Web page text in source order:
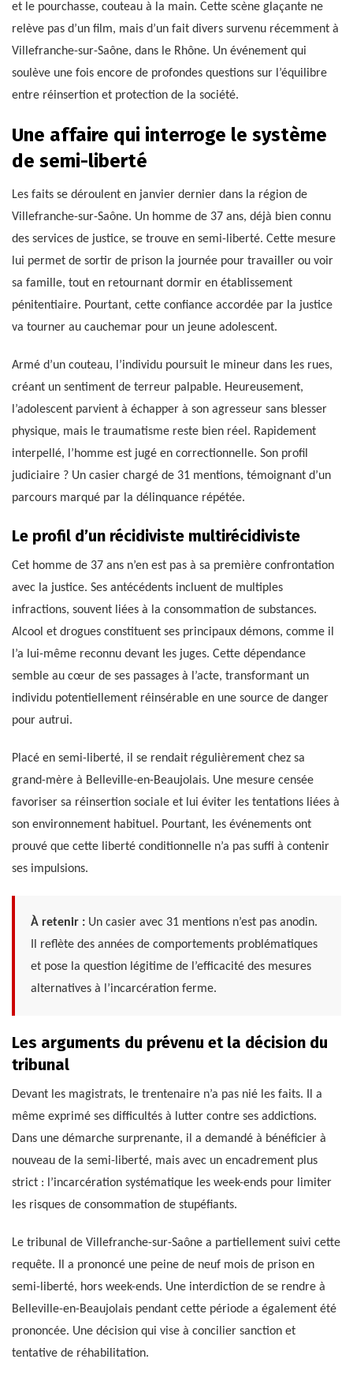
et le pourchasse, couteau à la main. Cette scène glaçante ne
relève pas d’un film, mais d’un fait divers survenu récemment à
Villefranche-sur-Saône, dans le Rhône. Un événement qui
soulève une fois encore de profondes questions sur l’équilibre
entre réinsertion et protection de la société.
Une affaire qui interroge le système
de semi-liberté
Les faits se déroulent en janvier dernier dans la région de
Villefranche-sur-Saône. Un homme de 37 ans, déjà bien connu
des services de justice, se trouve en semi-liberté. Cette mesure
lui permet de sortir de prison la journée pour travailler ou voir
sa famille, tout en retournant dormir en établissement
pénitentiaire. Pourtant, cette confiance accordée par la justice
va tourner au cauchemar pour un jeune adolescent.
Armé d’un couteau, l’individu poursuit le mineur dans les rues,
créant un sentiment de terreur palpable. Heureusement,
l’adolescent parvient à échapper à son agresseur sans blesser
physique, mais le traumatisme reste bien réel. Rapidement
interpellé, l’homme est jugé en correctionnelle. Son profil
judiciaire ? Un casier chargé de 31 mentions, témoignant d’un
parcours marqué par la délinquance répétée.
Le profil d’un récidiviste multirécidiviste
Cet homme de 37 ans n’en est pas à sa première confrontation
avec la justice. Ses antécédents incluent de multiples
infractions, souvent liées à la consommation de substances.
Alcool et drogues constituent ses principaux démons, comme il
l’a lui-même reconnu devant les juges. Cette dépendance
semble au cœur de ses passages à l’acte, transformant un
individu potentiellement réinsérable en une source de danger
pour autrui.
Placé en semi-liberté, il se rendait régulièrement chez sa
grand-mère à Belleville-en-Beaujolais. Une mesure censée
favoriser sa réinsertion sociale et lui éviter les tentations liées à
son environnement habituel. Pourtant, les événements ont
prouvé que cette liberté conditionnelle n’a pas suffi à contenir
ses impulsions.
À retenir : Un casier avec 31 mentions n’est pas anodin.
Il reflète des années de comportements problématiques
et pose la question légitime de l’efficacité des mesures
alternatives à l’incarcération ferme.
Les arguments du prévenu et la décision du
tribunal
Devant les magistrats, le trentenaire n’a pas nié les faits. Il a
même exprimé ses difficultés à lutter contre ses addictions.
Dans une démarche surprenante, il a demandé à bénéficier à
nouveau de la semi-liberté, mais avec un encadrement plus
strict : l’incarcération systématique les week-ends pour limiter
les risques de consommation de stupéfiants.
Le tribunal de Villefranche-sur-Saône a partiellement suivi cette
requête. Il a prononcé une peine de neuf mois de prison en
semi-liberté, hors week-ends. Une interdiction de se rendre à
Belleville-en-Beaujolais pendant cette période a également été
prononcée. Une décision qui vise à concilier sanction et
tentative de réhabilitation.